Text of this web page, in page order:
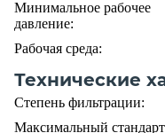
Минимальное рабочее
давление:
Рабочая среда:
Технические
Степень фильтрации:
Максимальный